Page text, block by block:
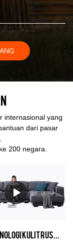
internasional yang
dari pasar
200 negara.